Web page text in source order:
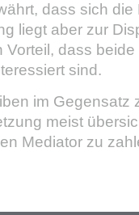
dass sich
liegt aber zur
Vorteil, dass
sind.
im Gegensatz
meist
Mediator zu